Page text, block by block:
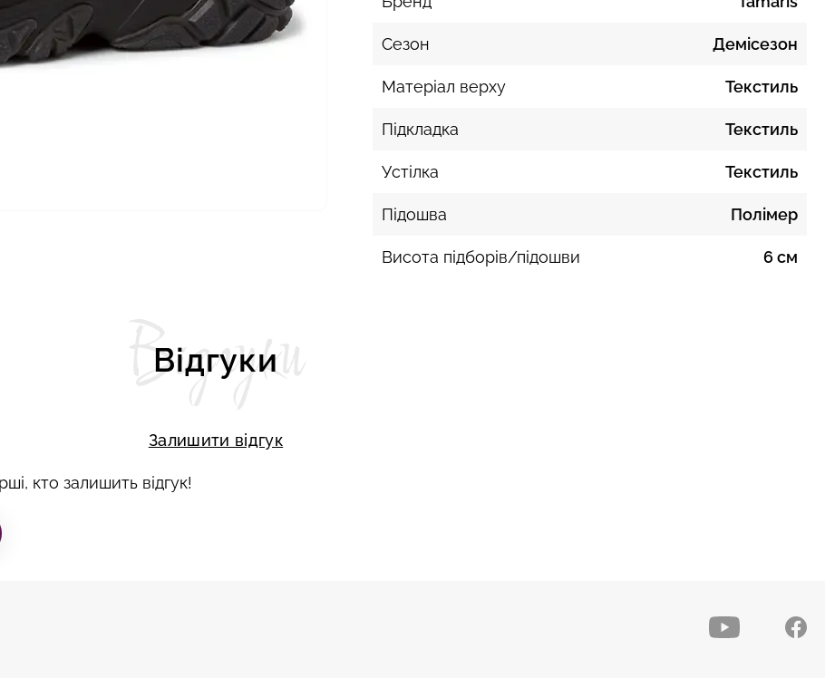
Сезон Демісезон
Матеріал верху Текстиль
Підкладка Текстиль
Устілка Текстиль
Підошва Полімер
Висота підборів/підошви 6 см
Відгуки
Відгуки
Залишити відгук
кто залишить відгук!